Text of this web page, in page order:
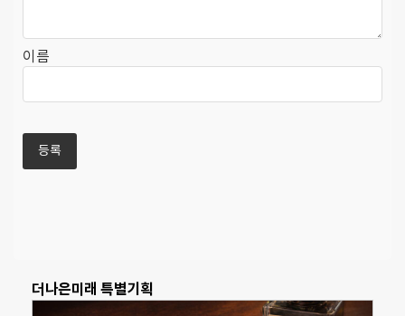
이름
더나은미래 특별기획